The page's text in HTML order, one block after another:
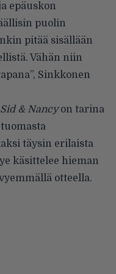
epäuskon
puolin
pitää sisällään
Vähän niin
Sinkkonen
Sid & Nancyon tarina
täysin erilaista
käsittelee hieman
otteella.